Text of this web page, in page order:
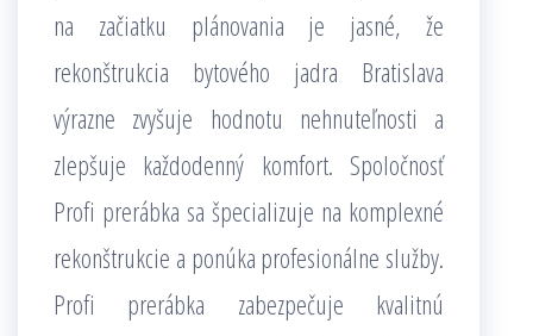
na začiatku plánovania je jasné, že
rekonštrukcia bytového jadra Bratislava
výrazne zvyšuje hodnotu nehnuteľnosti a
zlepšuje každodenný komfort. Spoločnosť
Profi prerábka sa špecializuje na komplexné
rekonštrukcie a ponúka profesionálne služby.
Profi prerábka zabezpečuje kvalitnú